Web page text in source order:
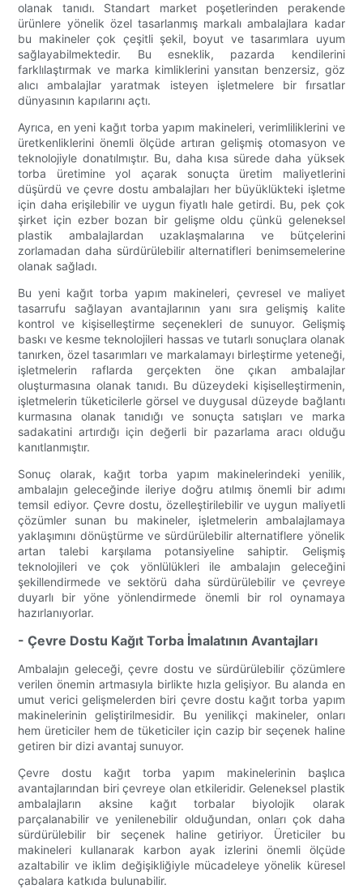
olanak tanıdı. Standart market poşetlerinden perakende
ürünlere yönelik özel tasarlanmış markalı ambalajlara kadar
bu makineler çok çeşitli şekil, boyut ve tasarımlara uyum
sağlayabilmektedir. Bu esneklik, pazarda kendilerini
farklılaştırmak ve marka kimliklerini yansıtan benzersiz, göz
alıcı ambalajlar yaratmak isteyen işletmelere bir fırsatlar
dünyasının kapılarını açtı.
Ayrıca, en yeni kağıt torba yapım makineleri, verimliliklerini ve
üretkenliklerini önemli ölçüde artıran gelişmiş otomasyon ve
teknolojiyle donatılmıştır. Bu, daha kısa sürede daha yüksek
torba üretimine yol açarak sonuçta üretim maliyetlerini
düşürdü ve çevre dostu ambalajları her büyüklükteki işletme
için daha erişilebilir ve uygun fiyatlı hale getirdi. Bu, pek çok
şirket için ezber bozan bir gelişme oldu çünkü geleneksel
plastik ambalajlardan uzaklaşmalarına ve bütçelerini
zorlamadan daha sürdürülebilir alternatifleri benimsemelerine
olanak sağladı.
Bu yeni kağıt torba yapım makineleri, çevresel ve maliyet
tasarrufu sağlayan avantajlarının yanı sıra gelişmiş kalite
kontrol ve kişiselleştirme seçenekleri de sunuyor. Gelişmiş
baskı ve kesme teknolojileri hassas ve tutarlı sonuçlara olanak
tanırken, özel tasarımları ve markalamayı birleştirme yeteneği,
işletmelerin raflarda gerçekten öne çıkan ambalajlar
oluşturmasına olanak tanıdı. Bu düzeydeki kişiselleştirmenin,
işletmelerin tüketicilerle görsel ve duygusal düzeyde bağlantı
kurmasına olanak tanıdığı ve sonuçta satışları ve marka
sadakatini artırdığı için değerli bir pazarlama aracı olduğu
kanıtlanmıştır.
Sonuç olarak, kağıt torba yapım makinelerindeki yenilik,
ambalajın geleceğinde ileriye doğru atılmış önemli bir adımı
temsil ediyor. Çevre dostu, özelleştirilebilir ve uygun maliyetli
çözümler sunan bu makineler, işletmelerin ambalajlamaya
yaklaşımını dönüştürme ve sürdürülebilir alternatiflere yönelik
artan talebi karşılama potansiyeline sahiptir. Gelişmiş
teknolojileri ve çok yönlülükleri ile ambalajın geleceğini
şekillendirmede ve sektörü daha sürdürülebilir ve çevreye
duyarlı bir yöne yönlendirmede önemli bir rol oynamaya
hazırlanıyorlar.
- Çevre Dostu Kağıt Torba İmalatının Avantajları
Ambalajın geleceği, çevre dostu ve sürdürülebilir çözümlere
verilen önemin artmasıyla birlikte hızla gelişiyor. Bu alanda en
umut verici gelişmelerden biri çevre dostu kağıt torba yapım
makinelerinin geliştirilmesidir. Bu yenilikçi makineler, onları
hem üreticiler hem de tüketiciler için cazip bir seçenek haline
getiren bir dizi avantaj sunuyor.
Çevre dostu kağıt torba yapım makinelerinin başlıca
avantajlarından biri çevreye olan etkileridir. Geleneksel plastik
ambalajların aksine kağıt torbalar biyolojik olarak
parçalanabilir ve yenilenebilir olduğundan, onları çok daha
sürdürülebilir bir seçenek haline getiriyor. Üreticiler bu
makineleri kullanarak karbon ayak izlerini önemli ölçüde
azaltabilir ve iklim değişikliğiyle mücadeleye yönelik küresel
çabalara katkıda bulunabilir.